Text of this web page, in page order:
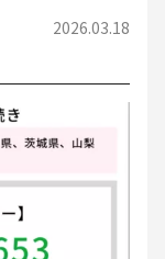
2026.03.18